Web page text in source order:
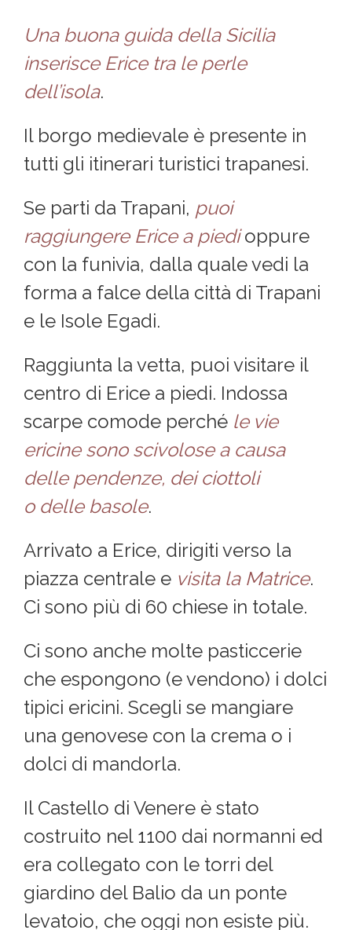
Una buona guida della Sicilia
inserisce Erice tra le perle
dell’isola.
Il borgo medievale è presente in
tutti gli itinerari turistici trapanesi.
Se parti da Trapani, puoi
raggiungere Erice a piedioppure
con la funivia, dalla quale vedi la
forma a falce della città di Trapani
e le Isole Egadi.
Raggiunta la vetta, puoi visitare il
centro di Erice a piedi. Indossa
scarpe comode perché le vie
ericine sono scivolose a causa
delle pendenze, dei ciottoli
o delle basole.
Arrivato a Erice, dirigiti verso la
piazza centrale e visita la Matrice.
Ci sono più di 60 chiese in totale.
Ci sono anche molte pasticcerie
che espongono (e vendono) i dolci
tipici ericini. Scegli se mangiare
una genovese con la crema o i
dolci di mandorla.
Il Castello di Venere è stato
costruito nel 1100 dai normanni ed
era collegato con le torri del
giardino del Balio da un ponte
levatoio, che oggi non esiste più.